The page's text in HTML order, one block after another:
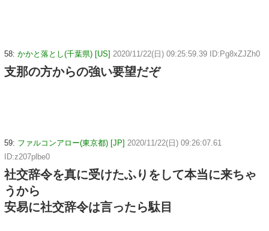
58: かかと落とし(千葉県) [US] 2020/11/22(日) 09:25:59.39 ID:Pg8xZJZh0
支那の方からの強い要望だぞ
59: ファルコンアロー(東京都) [JP] 2020/11/22(日) 09:26:07.61
ID:z207plbe0
社交辞令を真に受けたふりをして本当に来ちゃ
うから
安易に社交辞令は言ったら駄目